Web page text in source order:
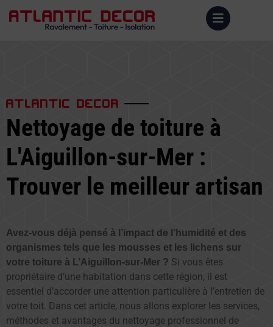
ATLANTIC DECOR
Nettoyage de toiture à
L'Aiguillon-sur-Mer :
Trouver le meilleur artisan
Avez-vous déjà pensé à l’impact de l’humidité et des
organismes tels que les mousses et les lichens sur
votre toiture à L’Aiguillon-sur-Mer ? Si vous êtes
propriétaire d’une habitation dans cette région, il est
essentiel d’accorder une attention particulière à l’entretien de
votre toit. Dans cet article, nous allons explorer les services,
méthodes et avantages du nettoyage professionnel de